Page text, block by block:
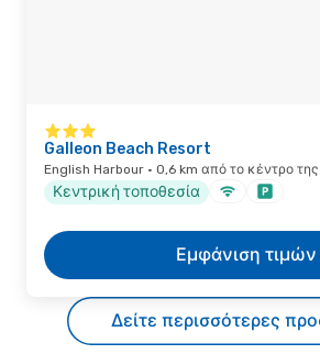
Galleon Beach Resort
English Harbour · 0,6 km από το κέντρο
Κεντρική τοποθεσία
Εμφάνιση τιμών
Δείτε περισσότερες